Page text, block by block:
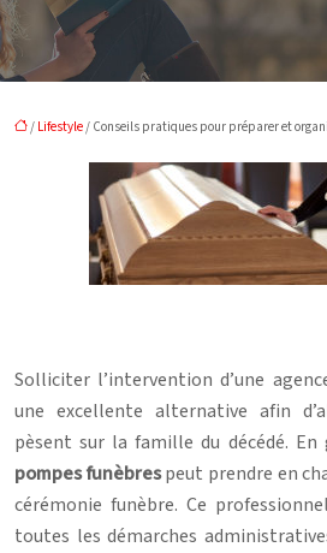
/ Lifestyle/ Conseils pratiques pour préparer et
Solliciter l’intervention d’une
une excellente alternative afin
pèsent sur la famille du décédé. En
pompes funèbrespeut prendre en
cérémonie funèbre. Ce
toutes les démarches